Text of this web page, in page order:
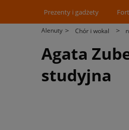
Prezenty i gadżety
Alenuty > Chór i wokal >
Agata
studyjna